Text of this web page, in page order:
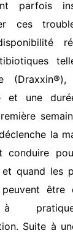
parfois
ces
et une
la
conduire
quand les
peuvent être
à
Suite à